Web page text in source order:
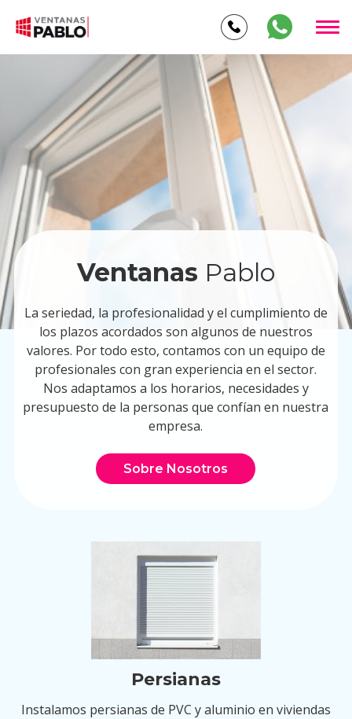
Ventanas Pablo
La seriedad, la profesionalidad y el cumplimiento de
los plazos acordados son algunos de nuestros
valores. Por todo esto, contamos con un equipo de
profesionales con gran experiencia en el sector.
Nos adaptamos a los horarios, necesidades y
presupuesto de la personas que confían en nuestra
empresa.
Sobre Nosotros
Persianas
Instalamos persianas de PVC y aluminio en viviendas